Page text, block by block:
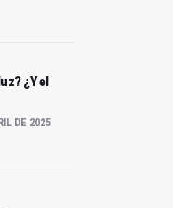
¿Y el
DE 2025